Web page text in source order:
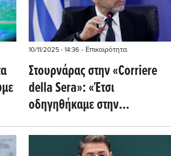
10/11/2025 - 14:36 - Επικαιρότητα
Στουρνάρας στην «Corriere
della Sera»: «Έτσι
οδηγηθήκαμε στην
οικονομική εξυγίανση της
Ελλάδας»